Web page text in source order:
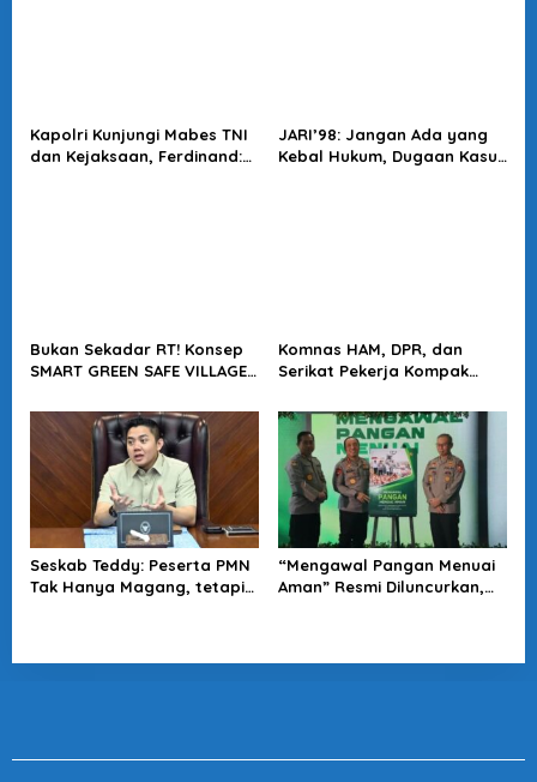
Kapolri Kunjungi Mabes TNI
dan Kejaksaan, Ferdinand:
JARI’98: Jangan Ada yang
Kebal Hukum, Dugaan Kasus
Bukan Sekadar RT! Konsep
SMART GREEN SAFE VILLAGE
Depan Kota
Komnas HAM, DPR, dan
Serikat Pekerja Kompak
KDMP Diusut
Seskab Teddy: Peserta PMN
Tak Hanya Magang, tetapi
“Mengawal Pangan Menuai
Aman” Resmi Diluncurkan,